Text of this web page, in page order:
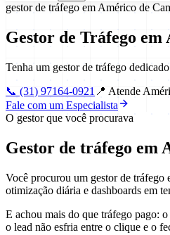
gestor de tráfego em Américo de
Gestor de Tráfego em
Tenha um gestor de tráfego
📞 (31) 97164-0921 📍 Atende
Fale com um Especialista
O gestor que você procurava
Gestor de tráfego em
Você procurou um gestor de
otimização diária e dashboards em
E achou mais do que tráfego pago:
o lead não esfria entre o clique e o